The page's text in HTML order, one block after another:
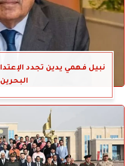
نبيل فهمي يدين تجدد